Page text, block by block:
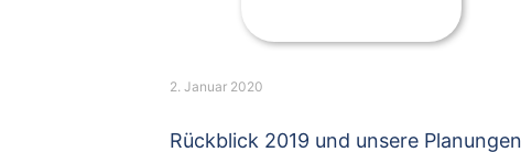
2. Januar 2020
Rückblick 2019 und unsere Planungen